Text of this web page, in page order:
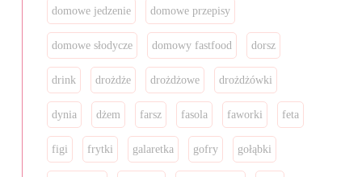
domowe jedzenie domowe przepisy
domowe słodycze domowy fastfood dorsz
drink drożdże drożdżowe drożdżówki
dynia dżem farsz fasola faworki feta
figi frytki galaretka gofry gołąbki